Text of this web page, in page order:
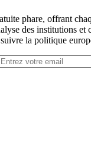
phare, offrant
des institutions et
la politique